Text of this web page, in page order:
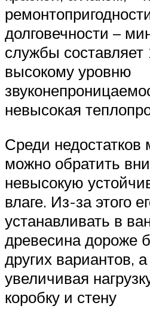
долговечности –
службы составляет
высокому уровню
невысокая
Среди недостатков
можно обратить
невысокую
влаге. Из-за этого
устанавливать в
древесина дороже
других вариантов,
увеличивая
коробку и стену